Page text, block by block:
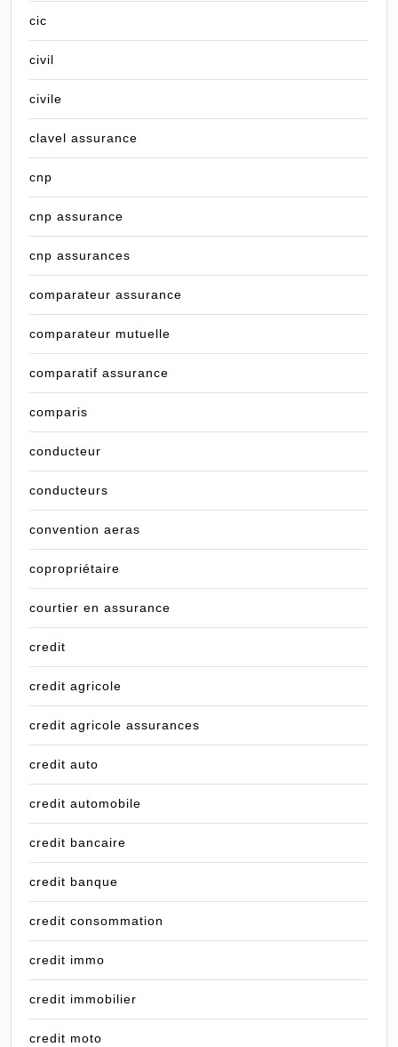
cic
civil
civile
clavel assurance
cnp
cnp assurance
cnp assurances
comparateur assurance
comparateur mutuelle
comparatif assurance
comparis
conducteur
conducteurs
convention aeras
copropriétaire
courtier en assurance
credit
credit agricole
credit agricole assurances
credit auto
credit automobile
credit bancaire
credit banque
credit consommation
credit immo
credit immobilier
credit moto